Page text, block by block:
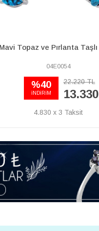
Safir Taşlı Tektaş Küpe
44E0007
38.300 TL
26.810 TL
9.714 x 3